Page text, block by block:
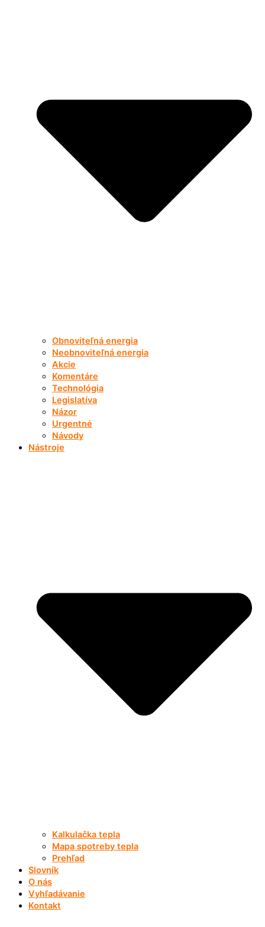
Obnoviteľná energia
Neobnoviteľná energia
Akcie
Komentáre
Technológia
Legislatíva
Názor
Urgentné
Návody
Nástroje
Kalkulačka tepla
Mapa spotreby tepla
Prehľad
Slovník
O nás
Vyhľadávanie
Kontakt